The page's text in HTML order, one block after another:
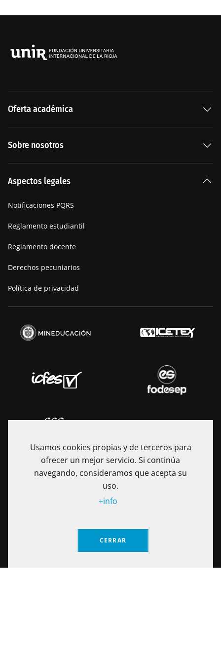
Oferta académica
Sobre nosotros
Manifiesto
Aspectos legales
Notificaciones PQRS
Reglamento estudiantil
Reglamento docente
Derechos pecuniarios
Política de privacidad
La Fundación Universitaria Internacional de La Rioja - UNIR es
inspección y vigilancia del Ministerio de Educación Nacional
de Colombia. Reconocimiento de personería jurídica
mediante Resolución No. 13130 del 7 de julio de 2017
Usamos cookies propias y de terceros para
ofrecer un mejor servicio. Si continúa
navegando, consideramos que acepta su
uso.
CERRAR
+info